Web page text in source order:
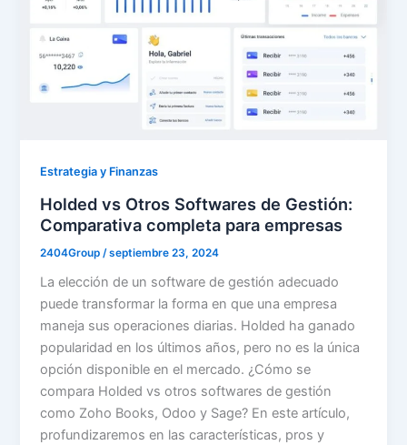
Estrategia y Finanzas
Holded vs Otros Softwares de Gestión:
Comparativa completa para empresas
2404Group /septiembre 23, 2024
La elección de un software de gestión adecuado
puede transformar la forma en que una empresa
maneja sus operaciones diarias. Holded ha ganado
popularidad en los últimos años, pero no es la única
opción disponible en el mercado. ¿Cómo se
compara Holded vs otros softwares de gestión
como Zoho Books, Odoo y Sage? En este artículo,
profundizaremos en las características, pros y